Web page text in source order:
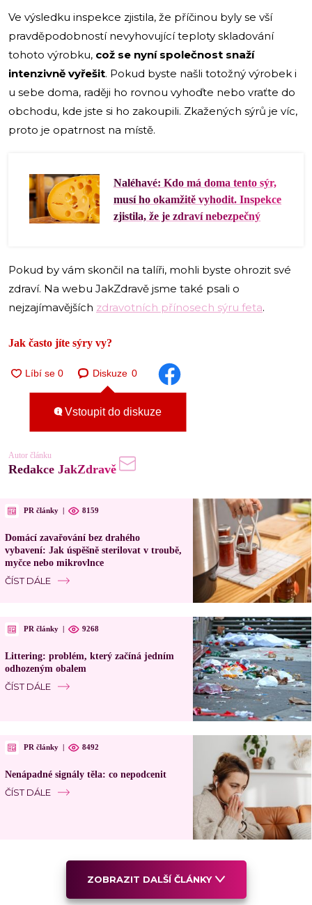
Ve výsledku inspekce zjistila, že příčinou byly se vší
pravděpodobností nevyhovující teploty skladování
tohoto výrobku, což se nyní společnost snaží
intenzivně vyřešit. Pokud byste našli totožný výrobek i
u sebe doma, raději ho rovnou vyhoďte nebo vraťte do
obchodu, kde jste si ho zakoupili. Zkažených sýrů je víc,
proto je opatrnost na místě.
Naléhavé: Kdo má doma tento sýr,
musí ho okamžitě vyhodit. Inspekce
zjistila, že je zdraví nebezpečný
Pokud by vám skončil na talíři, mohli byste ohrozit své
zdraví. Na webu JakZdravě jsme také psali o
nejzajímavějších zdravotních přínosech sýru feta.
Jak často jíte sýry vy?
Diskuze 0
Vstoupit do diskuze
Autor článku
Redakce JakZdravě
PR články 8159
Domácí zavařování bez drahého
vybavení: Jak úspěšně sterilovat v troubě,
myčce nebo mikrovlnce
ČÍST DÁLE
PR články 9268
Littering: problém, který začíná jedním
odhozeným obalem
ČÍST DÁLE
PR články 8492
Nenápadné signály těla: co nepodcenit
ČÍST DÁLE
ZOBRAZIT DALŠÍ ČLÁNKY